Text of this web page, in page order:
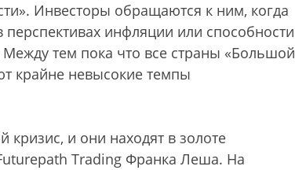
Инвесторы обращаются к ним, когда
инфляции или способности
Между тем пока что все страны «Большой
крайне невысокие темпы
кризис, и они находят в золоте
Trading Франка Леша. На